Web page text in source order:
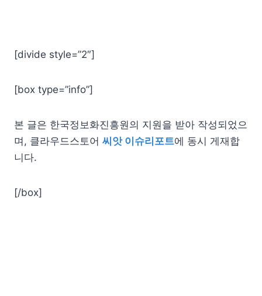
[divide style=”2″]
[box type=”info”]
본 글은 한국정보화진흥원의 지원을 받아 작성되었으
며, 클라우드스토어 씨앗 이슈리포트에 동시 게재합
니다.
[/box]